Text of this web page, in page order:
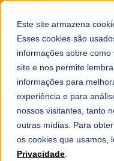
Este site armazena
Esses cookies são
informações sobre
site e nos permite
informações para
experiência e para
nossos visitantes, tanto
outras mídias. Para
os cookies que usamos,
Privacidade
Fale conosco
Home-Novidades